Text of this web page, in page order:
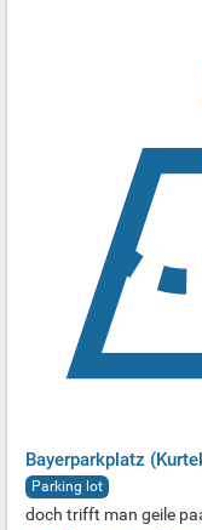
Bayerparkplatz
Parking lot
doch trifft man geile